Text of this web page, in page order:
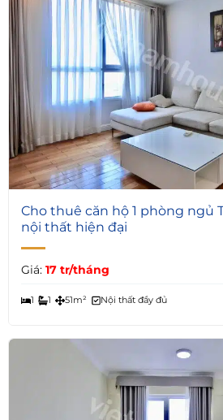
6
Cho thuê căn hộ 1 phòng ngủ
nội thất hiện đại
Giá: 17 tr/tháng
1 1 51m² Nội thất đầy đủ